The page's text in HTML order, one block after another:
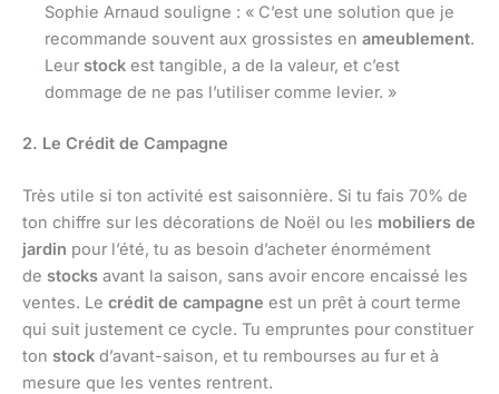
Sophie Arnaud souligne : « C’est une solution que je
recommande souvent aux grossistes en ameublement.
Leur stock est tangible, a de la valeur, et c’est
dommage de ne pas l’utiliser comme levier. »
2. Le Crédit de Campagne
Très utile si ton activité est saisonnière. Si tu fais 70% de
ton chiffre sur les décorations de Noël ou les mobiliers de
jardin pour l’été, tu as besoin d’acheter énormément
de stocks avant la saison, sans avoir encore encaissé les
ventes. Le crédit de campagne est un prêt à court terme
qui suit justement ce cycle. Tu empruntes pour constituer
ton stock d’avant-saison, et tu rembourses au fur et à
mesure que les ventes rentrent.